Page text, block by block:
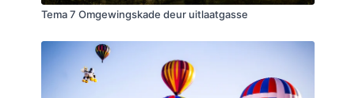
Tema 7 Omgewingskade deur uitlaatgasse